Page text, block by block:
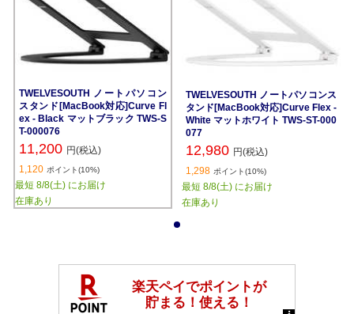
TWELVESOUTH ノートパソコン
スタンド[MacBook対応]Curve Fl
ex - Black マットブラック TWS-S
T-000076
11,200 円(税込)
1,120 ポイント(10%)
最短 8/8(土) にお届け
在庫あり
TWELVESOUTH ノートパソコンス
タンド[MacBook対応]Curve Flex -
White マットホワイト TWS-ST-000
077
12,980 円(税込)
1,298 ポイント(10%)
最短 8/8(土) にお届け
在庫あり